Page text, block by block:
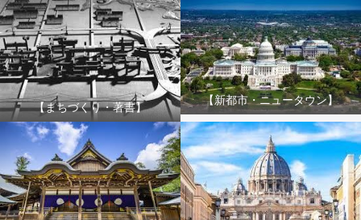
【まちづくり・著書】
【新都市・ニュータウン】